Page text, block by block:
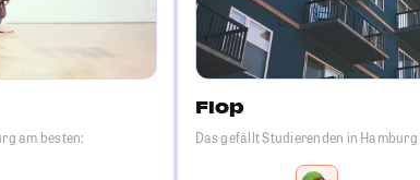
am besten:
Flop
Das gefällt Studierenden in